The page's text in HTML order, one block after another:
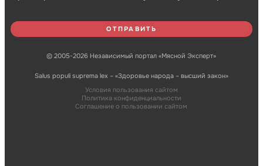
© 2005-2026 Независимый портал «Мясной Эксперт»
Salus populi suprema lex – «Здоровье народа – высший закон»
Условия пользования сайтом
Политика конфиденциальности
Соглашение о пользовании сайтом